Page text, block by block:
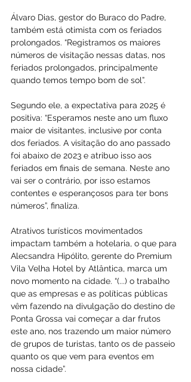
Álvaro Dias, gestor do Buraco do Padre,
também está otimista com os feriados
prolongados. “Registramos os maiores
números de visitação nessas datas, nos
feriados prolongados, principalmente
quando temos tempo bom de sol”.
Segundo ele, a expectativa para 2025 é
positiva: “Esperamos neste ano um fluxo
maior de visitantes, inclusive por conta
dos feriados. A visitação do ano passado
foi abaixo de 2023 e atribuo isso aos
feriados em finais de semana. Neste ano
vai ser o contrário, por isso estamos
contentes e esperançosos para ter bons
números”, finaliza.
Atrativos turísticos movimentados
impactam também a hotelaria, o que para
Alecsandra Hipólito, gerente do Premium
Vila Velha Hotel by Atlântica, marca um
novo momento na cidade. “(...) o trabalho
que as empresas e as políticas públicas
vêm fazendo na divulgação do destino de
Ponta Grossa vai começar a dar frutos
este ano, nos trazendo um maior número
de grupos de turistas, tanto os de passeio
quanto os que vem para eventos em
nossa cidade”.